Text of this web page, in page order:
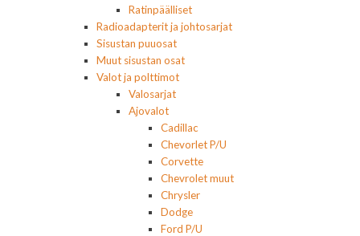
Ratinpäälliset
Radioadapterit ja johtosarjat
Sisustan puuosat
Muut sisustan osat
Valot ja polttimot
Valosarjat
Ajovalot
Cadillac
Chevorlet P/U
Corvette
Chevrolet muut
Chrysler
Dodge
Ford P/U